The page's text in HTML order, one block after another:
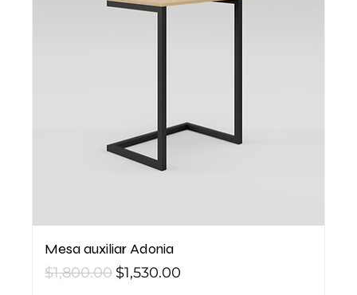
Mesa auxiliar Adonia
Precio
$1,800.00 Precio de oferta
$1,530.00